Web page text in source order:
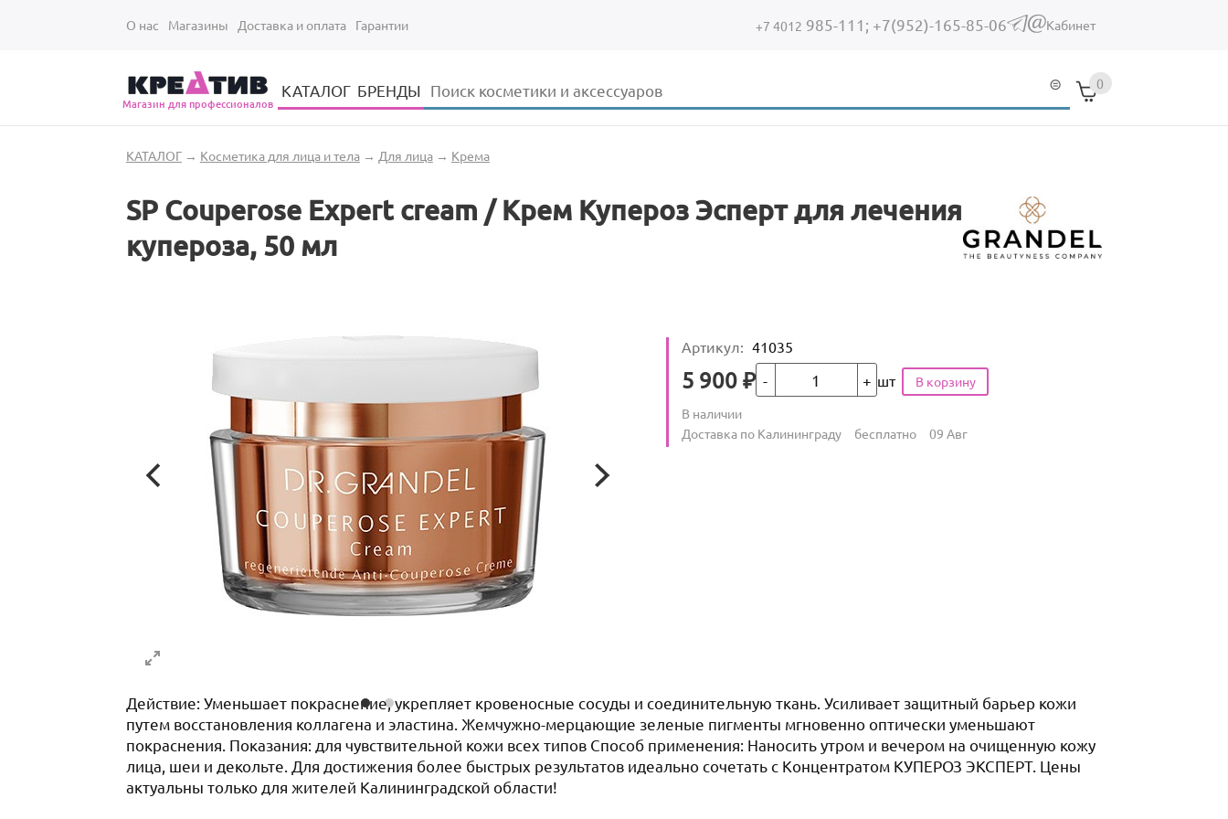
О нас Магазины Доставка и оплата Гарантии +7 4012 985-111; +7(952)-165-85-06 (link sends e-mail)
Кабинет
Магазин для профессионалов
КАТАЛОГ БРЕНДЫ Форма поиска
Поиск 0
Вы здесь
КАТАЛОГ→ Косметика для лица и тела→ Для лица→ Крема
SP Couperose Expert cream / Крем Купероз Эсперт для лечения
купероза, 50 мл
Артикул: 41035
Цена
5 900 ₽Кол-во шт
Количество
В наличии
Условия доставки
Доставка по Калининграду бесплатно 09 Авг
Действие: Уменьшает покраснение, укрепляет кровеносные сосуды и соединительную ткань. Усиливает защитный барьер кожи
путем восстановления коллагена и эластина. Жемчужно-мерцающие зеленые пигменты мгновенно оптически уменьшают
покраснения. Показания: для чувствительной кожи всех типов Способ применения: Наносить утром и вечером на очищенную кожу
лица, шеи и декольте. Для достижения более быстрых результатов идеально сочетать с Концентратом КУПЕРОЗ ЭКСПЕРТ. Цены
актуальны только для жителей Калининградской области!